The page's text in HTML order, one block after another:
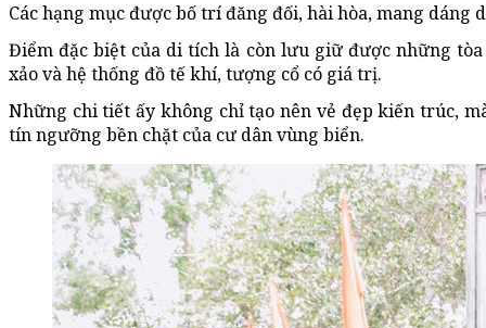
Các hạng mục được bố trí đăng đối, hài hòa, mang
Điểm đặc biệt của di tích là còn lưu giữ được những
xảo và hệ thống đồ tế khí, tượng cổ có giá trị.
Những chi tiết ấy không chỉ tạo nên vẻ đẹp kiến trúc,
tín ngưỡng bền chặt của cư dân vùng biển.